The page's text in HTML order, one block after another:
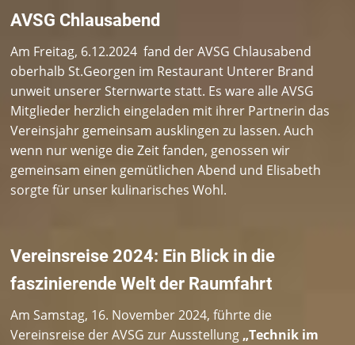
AVSG Chlausabend
Am Freitag, 6.12.2024 fand der AVSG Chlausabend
oberhalb St.Georgen im Restaurant Unterer Brand
unweit unserer Sternwarte statt. Es ware alle AVSG
Mitglieder herzlich eingeladen mit ihrer Partnerin das
Vereinsjahr gemeinsam ausklingen zu lassen. Auch
wenn nur wenige die Zeit fanden, genossen wir
gemeinsam einen gemütlichen Abend und Elisabeth
sorgte für unser kulinarisches Wohl.
Vereinsreise 2024: Ein Blick in die
faszinierende Welt der Raumfahrt
Am Samstag, 16. November 2024, führte die
Vereinsreise der AVSG zur Ausstellung„Technik im